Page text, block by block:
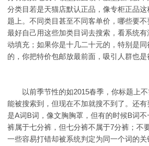
分类目若是天猫店默认正品，像专柜正品
题上。不同类目甚至不同客单价，哪些要不
最好自己用这些加类目词去搜索，看系统有
动填充；如果你是十几二十元的，特别是
的，你把特价包邮放最前面，吸引人群也是
以前季节性的如2015春季，你标题上不
能被搜索到，但现在不加就搜不到了。还
是A词B词，像文胸胸罩，但有的时候B词
裤属于七分裤，但七分裤不属于7分裤；不
一些容易打错却被系统判定为同一个词的